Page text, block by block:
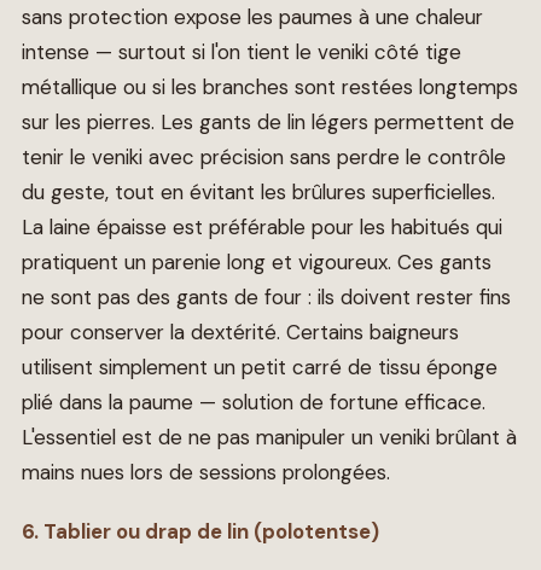
sans protection expose les paumes à une chaleur
intense — surtout si l'on tient le veniki côté tige
métallique ou si les branches sont restées longtemps
sur les pierres. Les gants de lin légers permettent de
tenir le veniki avec précision sans perdre le contrôle
du geste, tout en évitant les brûlures superficielles.
La laine épaisse est préférable pour les habitués qui
pratiquent un parenie long et vigoureux. Ces gants
ne sont pas des gants de four : ils doivent rester fins
pour conserver la dextérité. Certains baigneurs
utilisent simplement un petit carré de tissu éponge
plié dans la paume — solution de fortune efficace.
L'essentiel est de ne pas manipuler un veniki brûlant à
mains nues lors de sessions prolongées.
6. Tablier ou drap de lin (polotentse)